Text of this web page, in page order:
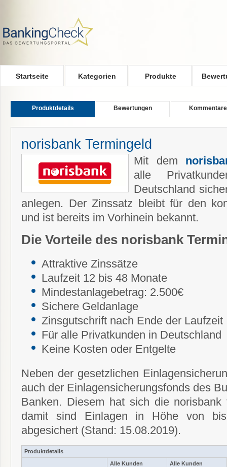
Startseite Kategorien Produkte
Produktdetails Bewertungen Kommentare
norisbank Termingeld
Mit dem
alle
Deutschland
anlegen. Der Zinssatz bleibt für den
und ist bereits im Vorhinein bekannt.
Die Vorteile des norisbank
Attraktive Zinssätze
Laufzeit 12 bis 48 Monate
Mindestanlagebetrag: 2.500€
Sichere Geldanlage
Zinsgutschrift nach Ende der Laufzeit
Für alle Privatkunden in Deutschland
Keine Kosten oder Entgelte
Neben der gesetzlichen
auch der Einlagensicherungsfonds des
Banken. Diesem hat sich die norisbank
damit sind Einlagen in Höhe von
abgesichert (Stand: 15.08.2019).
Produktdetails
Alle Kunden
Alle Kunden